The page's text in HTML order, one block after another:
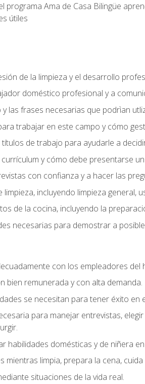
programa Ama de Casa Bilingüe
útiles
de la limpieza y el desarrollo
doméstico profesional y a
las frases necesarias que podrìan
trabajar en este campo y cómo
de trabajo para ayudarle a
y cómo debe presentarse
con confianza y a hacer las
incluyendo limpieza general,
de la cocina, incluyendo la
necesarias para demostrar a
con los empleadores del
bien remunerada y con alta demanda.
se necesitan para tener éxito en
para manejar entrevistas,
habilidades domésticas y de niñera
mientras limpia, prepara la cena,
situaciones de la vida real.